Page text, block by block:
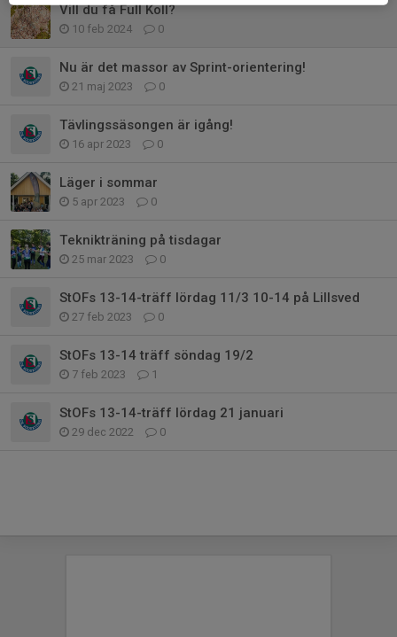
Vill du få Full Koll?
10 feb 2024 0
Nu är det massor av Sprint-orientering!
21 maj 2023 0
Tävlingssäsongen är igång!
16 apr 2023 0
Läger i sommar
5 apr 2023 0
Teknikträning på tisdagar
25 mar 2023 0
StOFs 13-14-träff lördag 11/3 10-14 på Lillsved
27 feb 2023 0
StOFs 13-14 träff söndag 19/2
7 feb 2023 1
StOFs 13-14-träff lördag 21 januari
29 dec 2022 0